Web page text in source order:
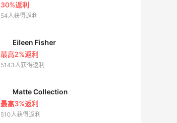
30%返利
54人获得返利
Eileen Fisher
最高2%返利
5143人获得返利
Matte Collection
最高3%返利
510人获得返利